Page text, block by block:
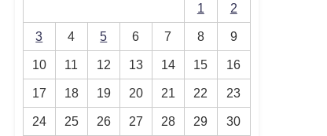
1 2
3 4 5 6 7 8 9
10 11 12 13 14 15 16
17 18 19 20 21 22 23
24 25 26 27 28 29 30